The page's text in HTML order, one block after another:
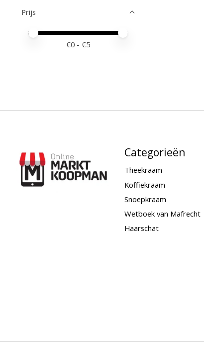
Prijs
Minimale prijswaarde
Price maximum value
€0 - €5
Categorieën
Theekraam
Koffiekraam
Snoepkraam
Wetboek van Mafrecht
Haarschat